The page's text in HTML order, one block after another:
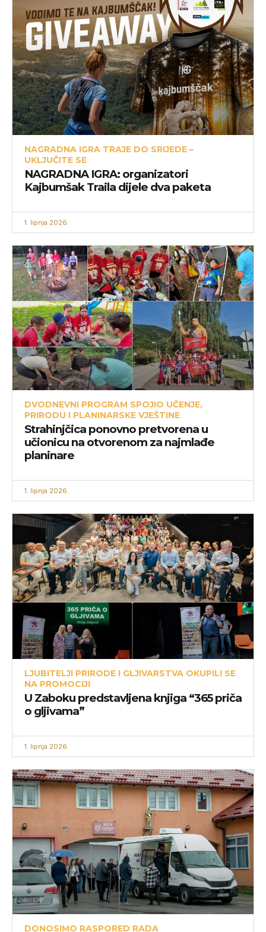
NAGRADNA IGRA TRAJE DO SRIJEDE –
UKLJUČITE SE
NAGRADNA IGRA: organizatori
Kajbumšak Traila dijele dva paketa
1. lipnja 2026.
DVODNEVNI PROGRAM SPOJIO UČENJE,
PRIRODU I PLANINARSKE VJEŠTINE
Strahinjčica ponovno pretvorena u
učionicu na otvorenom za najmlađe
planinare
1. lipnja 2026.
LJUBITELJI PRIRODE I GLJIVARSTVA OKUPILI SE
NA PROMOCIJI
U Zaboku predstavljena knjiga “365 priča
o gljivama”
1. lipnja 2026.
DONOSIMO RASPORED RADA